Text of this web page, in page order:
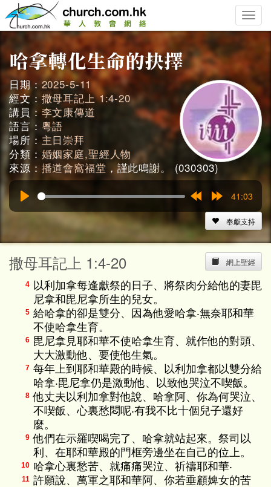
Toggle
日期：2025-5-11
經文：撒母耳記上 1:4-20
講員： 李文康傳道
語言： 粵語
場所： 主日崇拜
分類： 婚姻家庭,聖經人物
來源： 播道會窩福堂 ，謹此鳴謝。 (030303)
15s
41:03
奉獻支持
網上聖經
撒母耳記上 1:4-20
4 以利加拿每逢獻祭的日子、將祭肉分給他的妻毘
尼拿和毘尼拿所生的兒女。
5 給哈拿的卻是雙分、因為他愛哈拿‧無奈耶和華
不使哈拿生育。
6 毘尼拿見耶和華不使哈拿生育、就作他的對頭、
大大激動他、要使他生氣。
7 每年上到耶和華殿的時候、以利加拿都以雙分給
哈拿‧毘尼拿仍是激動他、以致他哭泣不喫飯。
8 他丈夫以利加拿對他說、哈拿阿、你為何哭泣、
不喫飯、心裏愁悶呢‧有我不比十個兒子還好
麼。
9 他們在示羅喫喝完了、哈拿就站起來。祭司以
利、在耶和華殿的門框旁邊坐在自己的位上。
10 哈拿心裏愁苦、就痛痛哭泣、祈禱耶和華‧
11 許願說、萬軍之耶和華阿、你若垂顧婢女的苦